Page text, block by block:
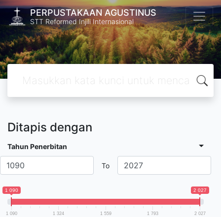
PERPUSTAKAAN AGUSTINUS
STT Reformed Injili Internasional
Ditapis dengan
Tahun Penerbitan
To
1 090 2 027
1 090 1 324 1 559 1 793 2 027